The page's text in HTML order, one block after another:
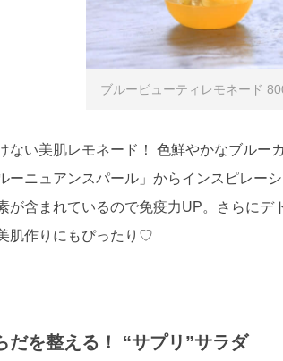
ブルービューティレモネード
ない美肌レモネード！ 色鮮やかなブルー
ーニュアンスパール」からインスピレー
が含まれているので免疫力UP。さらに
肌作りにもぴったり♡
だを整える！ “サプリ”サラダ